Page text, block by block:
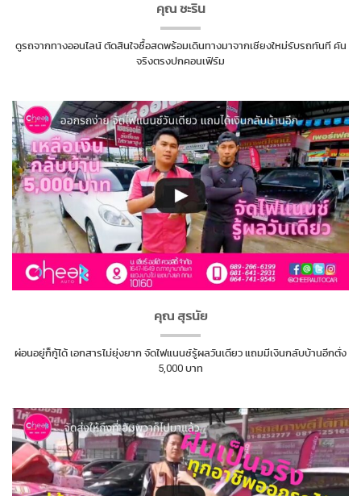
คุณ ชะริน
ดูรถจากทางออนไลน์ ตัดสินใจซื้อสดพร้อมเดินทางมาจากเชียงใหม่รับรถทันที คัน
จริงตรงปกคอนเฟิร์ม
คุณ สุรนัย
ผ่อนอยู่ก็กู้ได้ เอกสารไม่ยุ่งยาก จัดไฟแนนซ์รู้ผลวันเดียว แถมมีเงินกลับบ้านอีกตั่ง
5,000 บาท